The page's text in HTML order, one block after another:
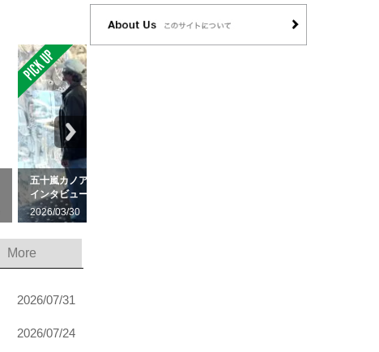
五十嵐カノア「侍のメンタルで挑む」CTと五輪制覇！単独
インタビューで熱弁
2026/03/30
More
2026/07/31
2026/07/24